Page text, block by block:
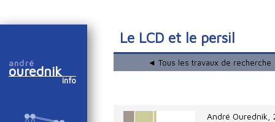
andré
ourednik
info
Le LCD et le persil
◄ Tous les travaux de recherche
André Ourednik